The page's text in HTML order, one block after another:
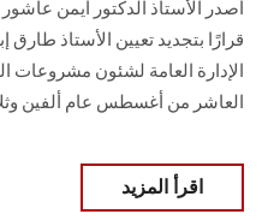
أصدر الأستاذ الدكتور أيمن
قرارًا بتجديد تعيين الأستاذ
الإدارة العامة لشئون مشروعات
العاشر من أغسطس عام ألفين
اقرأ المزيد